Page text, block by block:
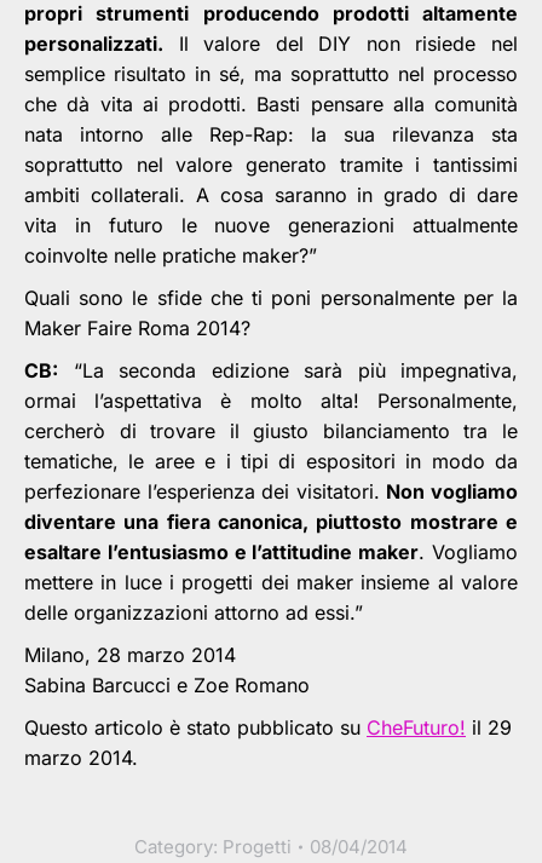
propri strumenti producendo prodotti altamente
personalizzati. Il valore del DIY non risiede nel
semplice risultato in sé, ma soprattutto nel processo
che dà vita ai prodotti. Basti pensare alla comunità
nata intorno alle Rep-Rap: la sua rilevanza sta
soprattutto nel valore generato tramite i tantissimi
ambiti collaterali. A cosa saranno in grado di dare
vita in futuro le nuove generazioni attualmente
coinvolte nelle pratiche maker?”
Quali sono le sfide che ti poni personalmente per la
Maker Faire Roma 2014?
CB: “La seconda edizione sarà più impegnativa,
ormai l’aspettativa è molto alta! Personalmente,
cercherò di trovare il giusto bilanciamento tra le
tematiche, le aree e i tipi di espositori in modo da
perfezionare l’esperienza dei visitatori. Non vogliamo
diventare una fiera canonica, piuttosto mostrare e
esaltare l’entusiasmo e l’attitudine maker. Vogliamo
mettere in luce i progetti dei maker insieme al valore
delle organizzazioni attorno ad essi.”
Milano, 28 marzo 2014
Sabina Barcucci e Zoe Romano
Questo articolo è stato pubblicato su CheFuturo! il 29
marzo 2014.
Category: Progetti 08/04/2014